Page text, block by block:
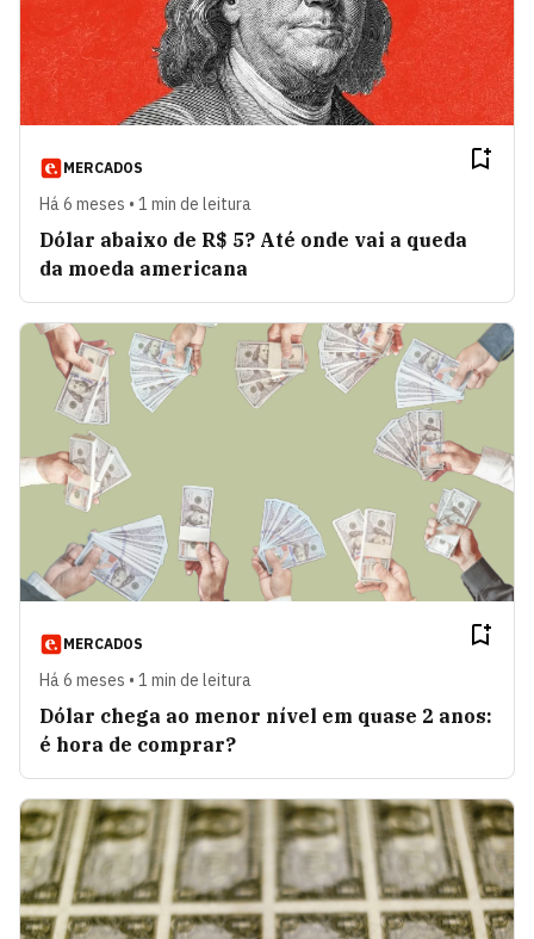
MERCADOS
Há 6 meses • 1 min de leitura
Dólar abaixo de R$ 5? Até onde vai a queda
da moeda americana
MERCADOS
Há 6 meses • 1 min de leitura
Dólar chega ao menor nível em quase 2 anos:
é hora de comprar?